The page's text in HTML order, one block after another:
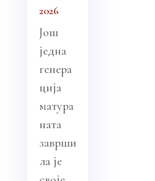
2026
Још
једна
генера
ција
матура
ната
заврши
ла је